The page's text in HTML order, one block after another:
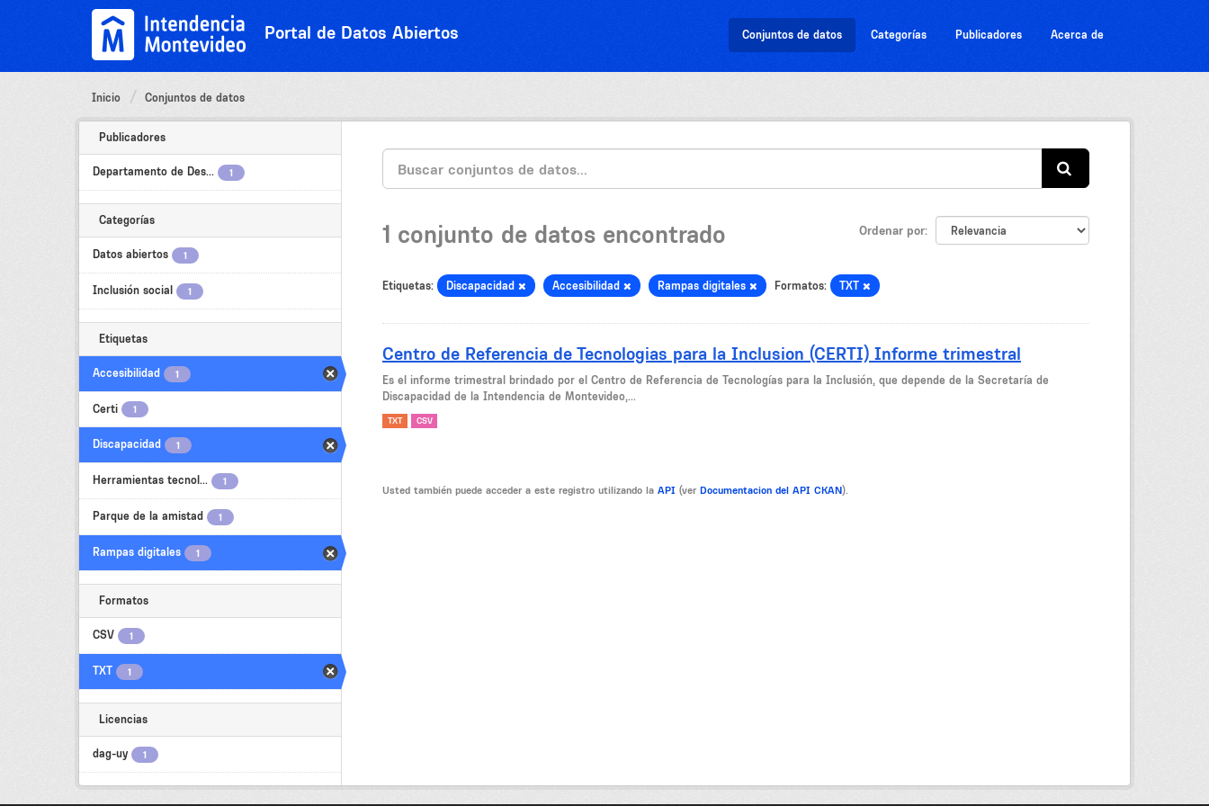
Portal de Datos Abiertos Conjuntos de datos Categorías Publicadores Acerca de
Inicio Conjuntos de datos
Publicadores
Departamento de Des... 1
Categorías
Datos abiertos 1
Inclusión social 1
Etiquetas
Accesibilidad 1
Certi 1
Discapacidad 1
Herramientas tecnol... 1
Parque de la amistad 1
Rampas digitales 1
Formatos
CSV 1
TXT 1
Licencias
dag-uy 1
Ordenar por
1 conjunto de datos encontrado
Etiquetas: Discapacidad Accesibilidad Rampas digitales Formatos: TXT
Centro de Referencia de Tecnologias para la Inclusion (CERTI) Informe trimestral
Es el informe trimestral brindado por el Centro de Referencia de Tecnologías para la Inclusión, que depende de la Secretaría de
Discapacidad de la Intendencia de Montevideo,...
TXT CSV
Usted también puede acceder a este registro utilizando la API (ver Documentacion del API CKAN).